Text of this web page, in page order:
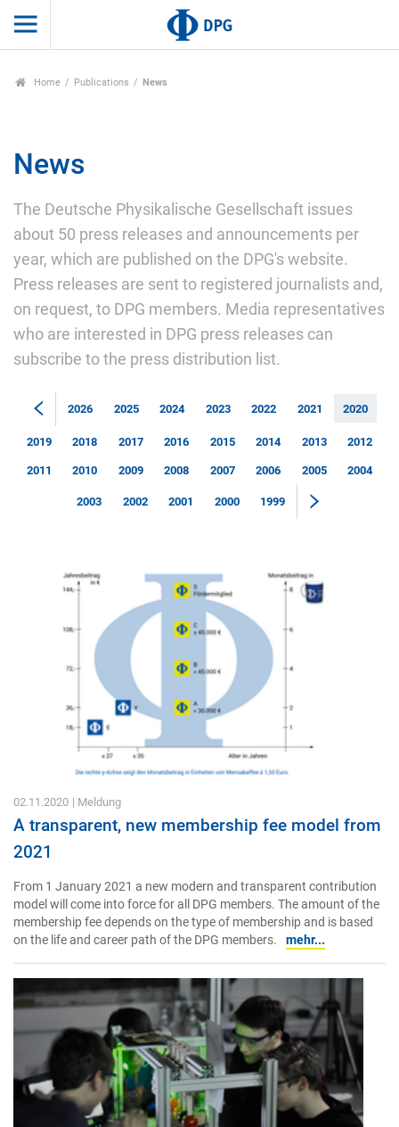
Home Publications News
News
The Deutsche Physikalische Gesellschaft issues
about 50 press releases and announcements per
year, which are published on the DPG's website.
Press releases are sent to registered journalists and,
on request, to DPG members. Media representatives
who are interested in DPG press releases can
subscribe to the press distribution list.
2026 2025 2024 2023 2022 2021 2020
2019 2018 2017 2016 2015 2014 2013 2012
2011 2010 2009 2008 2007 2006 2005 2004
2003 2002 2001 2000 1999
02.11.2020 | Meldung
A transparent, new membership fee model from
2021
From 1 January 2021 a new modern and transparent contribution
model will come into force for all DPG members. The amount of the
membership fee depends on the type of membership and is based
on the life and career path of the DPG members.
mehr...